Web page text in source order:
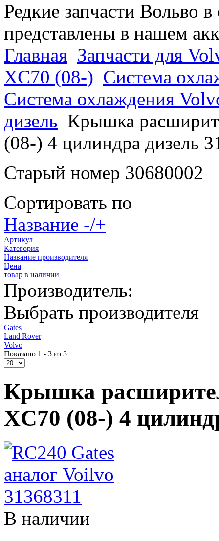
Редкие запчасти Вольво
представлены в нашем
Главная Запчасти для
XC70 (08-) Система
Система охлаждения
дизель Крышка
(08-) 4 цилиндра дизель
Старый номер 30680002
Сортировать по
Название -/+
Артикул
Категория
Название производителя
Цена
товар в наличии
Производитель:
Выбрать производителя
Gates
Land Rover
Volvo
Показано 1 - 3 из 3
Крышка
XC70 (08-) 4
В наличии